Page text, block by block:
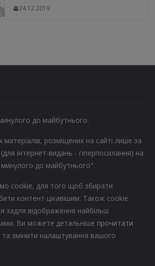
24.12.2019
до майбутнього.
матеріалів, розміщених на сайті лише за
інтернет-видань - гіперпосилання) на
до майбутнього"
cookie, для того щоб збирати
контент цікавішим. Також cookie
задля відображення найбільш
Ви можете детальніше прочитати
та змінити налаштування вашого